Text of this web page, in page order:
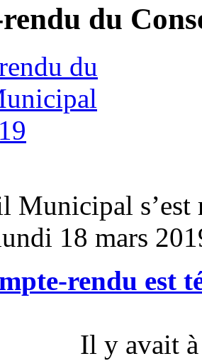
du
Municipal s’est
18 mars
rendu est
Il y avait